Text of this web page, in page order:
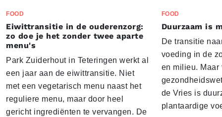
FOOD
Eiwittransitie in de ouderenzorg:
zo doe je het zonder twee aparte
menu's
Park Zuiderhout in Teteringen werkt al
een jaar aan de eiwittransitie. Niet
met een vegetarisch menu naast het
reguliere menu, maar door heel
gericht ingrediënten te vervangen. De
FOOD
Duurzaam is
De transitie
voeding in de
en milieu. Maar
de Vries is
plantaardige